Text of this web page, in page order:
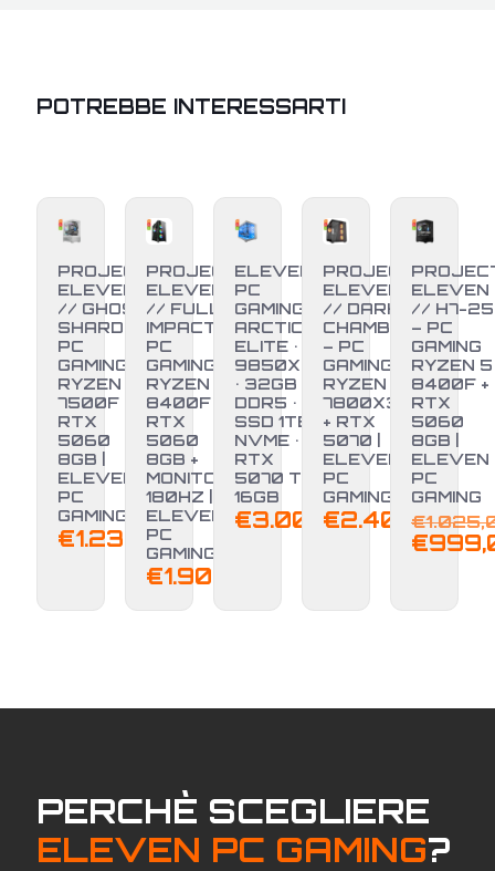
POTREBBE INTERESSARTI
PROJECT
ELEVEN
// GHOST
SHARD –
PC
GAMING
RYZEN 5
7500F +
RTX
5060
8GB |
ELEVEN
PC
GAMING
€1.239,00
PROJECT
ELEVEN
// FULL
IMPACT –
PC
GAMING
RYZEN 5
8400F +
RTX
5060
8GB +
MONITOR
180HZ |
ELEVEN
PC
GAMING
€1.900,00
ELEVEN
PC
GAMING •
ARCTIC
ELITE • R7
9850X3D
• 32GB
DDR5 •
SSD 1TB
NVME •
RTX
5070 Ti
16GB
€3.000,00
PROJECT
ELEVEN
// DARK
CHAMBER
– PC
GAMING
RYZEN 7
7800X3D
+ RTX
5070 |
ELEVEN
PC
GAMING
€2.400,00
-3%
ELEVEN
// H7-25
– PC
GAMING
RYZEN 5
8400F +
RTX
5060
8GB |
ELEVEN
PC
GAMING
€
Il
era:
€
PERCHÈ SCEGLIERE
ELEVEN PC GAMING?